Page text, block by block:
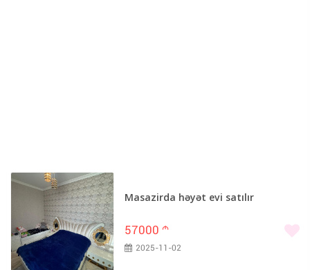
Masazirda həyət evi satılır
57000 m
2025-11-02